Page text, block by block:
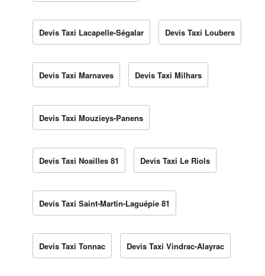
Devis Taxi Lacapelle-Ségalar Devis Taxi Loubers
Devis Taxi Marnaves Devis Taxi Milhars
Devis Taxi Mouzieys-Panens
Devis Taxi Noailles 81 Devis Taxi Le Riols
Devis Taxi Saint-Martin-Laguépie 81
Devis Taxi Tonnac Devis Taxi Vindrac-Alayrac